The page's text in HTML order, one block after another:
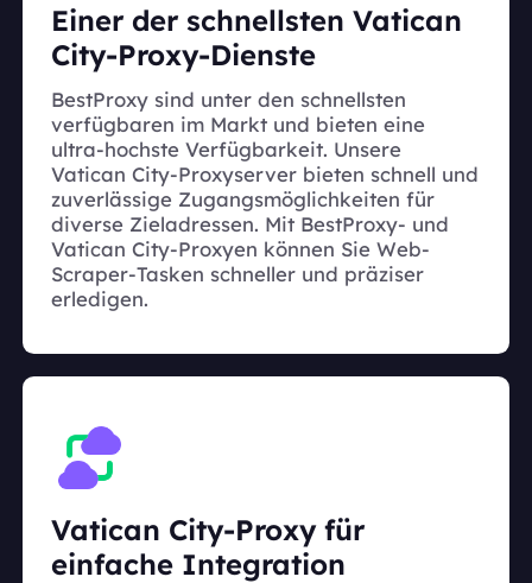
Einer der schnellsten Vatican
City-Proxy-Dienste
BestProxy sind unter den schnellsten
verfügbaren im Markt und bieten eine
ultra-hochste Verfügbarkeit. Unsere
Vatican City-Proxyserver bieten schnell und
zuverlässige Zugangsmöglichkeiten für
diverse Zieladressen. Mit BestProxy- und
Vatican City-Proxyen können Sie Web-
Scraper-Tasken schneller und präziser
erledigen.
Vatican City-Proxy für
einfache Integration